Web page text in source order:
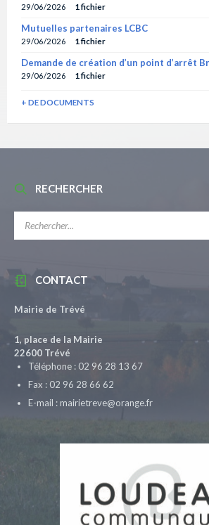
29/06/2026 1 fichier
Mutuelles partenaires LCBC
29/06/2026 1 fichier
Demande de création d’un point d’arrêt
29/06/2026 1 fichier
+ DE DOCUMENTS
RECHERCHER
CONTACT
Mairie de Trévé
1, place de la Mairie
22600 Trévé
Téléphone : 02 96 28 13 67
Fax : 02 96 28 66 62
E-mail : mairietreve@orange.fr